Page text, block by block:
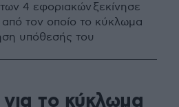
4 εφοριακών ξεκίνησε
από τον οποίο το κύκλωμα
υπόθεσής του
το κύκλωμα